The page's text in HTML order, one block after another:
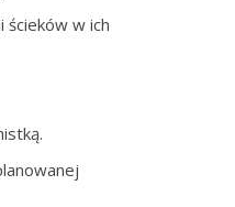
w ich